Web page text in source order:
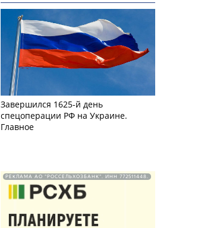
Завершился 1625-й день
спецоперации РФ на Украине.
Главное
РЕКЛАМА АО "РОССЕЛЬХОЗБАНК". ИНН 772511448.